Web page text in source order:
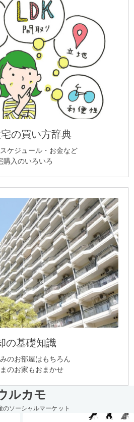
の買い方辞典
ケジュール・お金など
購入のいろいろ
の基礎知識
のお部屋はもちろん
のお家もおまかせ
ルカモ
のソーシャルマーケット